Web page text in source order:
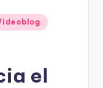
el